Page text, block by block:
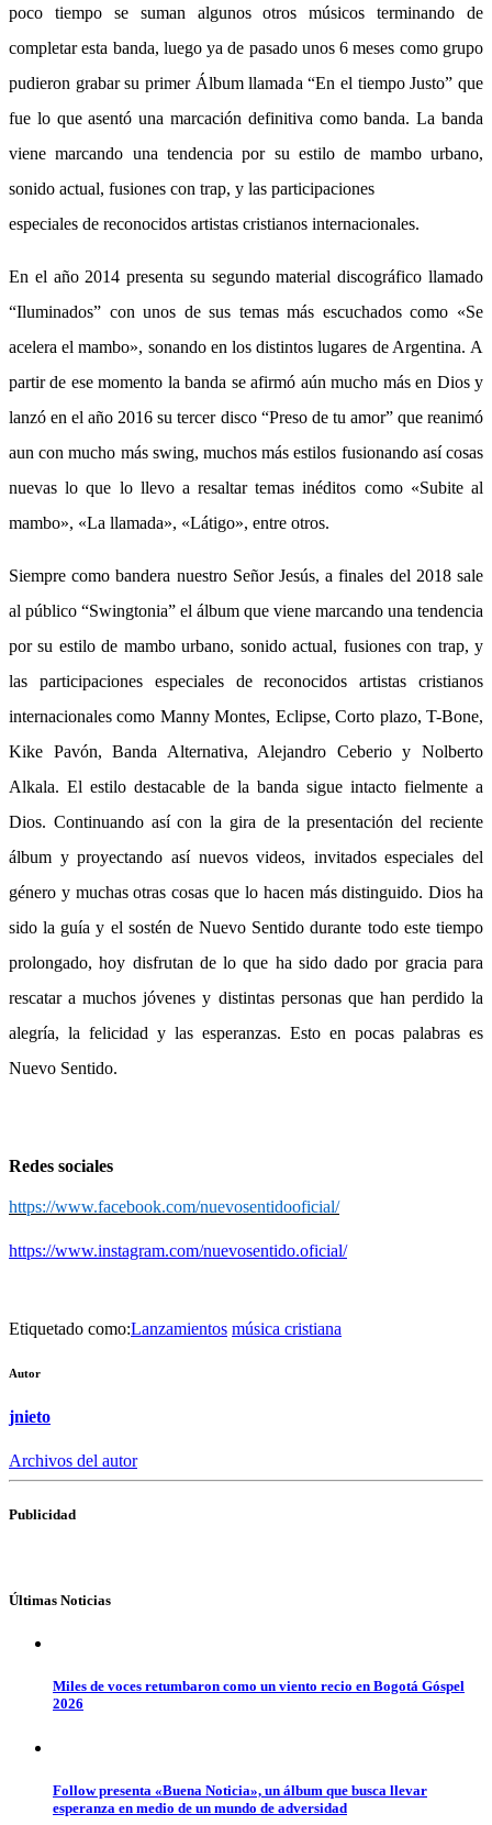
poco tiempo se suman algunos otros músicos terminando de
completar esta banda, luego ya de pasado unos 6 meses como grupo
pudieron grabar su primer Álbum llamada “En el tiempo Justo” que
fue lo que asentó una marcación definitiva como banda.La banda
viene marcando una tendencia por su estilo de mambo urbano,
sonido actual, fusiones con trap, y las participaciones
especiales de reconocidos artistas cristianos internacionales.
En el año 2014 presenta su segundo material discográfico llamado
“Iluminados” con unos de sus temas más escuchados como «Se
acelera el mambo», sonando en los distintos lugares de Argentina. A
partir de ese momento la banda se afirmó aún mucho más en Dios y
lanzó en el año 2016 su tercer disco “Preso de tu amor” que reanimó
aun con mucho más swing, muchos más estilos fusionando así cosas
nuevas lo que lo llevo a resaltar temas inéditos como «Subite al
mambo», «La llamada», «Látigo», entre otros.
Siempre como bandera nuestro Señor Jesús, a finales del 2018 sale
al público “Swingtonia” el álbum que viene marcando una tendencia
por su estilo de mambo urbano, sonido actual, fusiones con trap, y
las participaciones especiales de reconocidos artistas cristianos
internacionales como Manny Montes, Eclipse, Corto plazo, T-Bone,
Kike Pavón, Banda Alternativa, Alejandro Ceberio y Nolberto
Alkala. El estilo destacable de la banda sigue intacto fielmente a
Dios. Continuando así con la gira de la presentación del reciente
álbum y proyectando así nuevos videos, invitados especiales del
género y muchas otras cosas que lo hacen más distinguido.Dios ha
sido la guía y el sostén de Nuevo Sentido durante todo este tiempo
prolongado, hoy disfrutan de lo que ha sido dado por gracia para
rescatar a muchos jóvenes y distintas personas que han perdido la
alegría, la felicidad y las esperanzas. Esto en pocas palabras es
Nuevo Sentido.
Redes sociales
https://www.facebook.com/nuevosentidooficial/
https://www.instagram.com/nuevosentido.oficial/
Etiquetado como:Lanzamientos música cristiana
Autor
jnieto
Archivos del autor
Publicidad
Últimas Noticias
Miles de voces retumbaron como un viento recio en Bogotá Góspel
2026
Follow presenta «Buena Noticia», un álbum que busca llevar
esperanza en medio de un mundo de adversidad